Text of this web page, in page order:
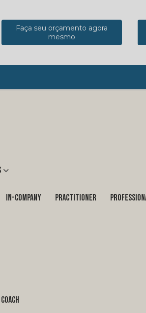
Faça seu orçamento agora
mesmo
In-Company PRACTITIONER